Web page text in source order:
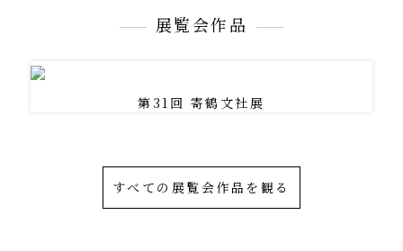
展覧会作品
第31回 寄鶴文社展
すべての展覧会作品を観る